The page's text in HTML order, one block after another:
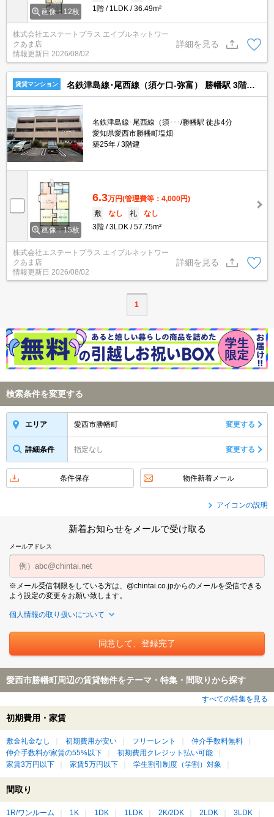
画像：12枚
1階
1LDK 36.49m²
株式会社エステートプラス エイブルネットワー
クあま店
情報更新日 2026/08/02
詳細を見る
賃貸マンション 名鉄津島線･尾西線（須ケ口-弥富） 勝幡駅 3階建 築25年
名鉄津島線･尾西線（須･･･/勝幡駅 徒歩4分
愛知県愛西市勝幡町塩畑
築25年
3階建
画像：15枚
6.3万円(管理費等：4,000円)
敷
なし 礼
なし
3階
3LDK 57.75m²
株式会社エステートプラス エイブルネットワー
クあま店
情報更新日 2026/08/02
詳細を見る
1
検索条件を変更する
エリア 愛西市勝幡町 変更する
詳細条件 指定なし 変更する
条件保存 物件新着メール
アイコンの説明
新着お知らせをメールで受け取る
メールアドレス
※メール受信制限をしている方は、@chintai.co.jpからのメールを受信できる
よう設定の変更をお願い致します。
個人情報の取り扱いについて
愛西市勝幡町周辺の賃貸物件をテーマ・特集・間取りから探す
すべての特集を見る
初期費用・家賃
敷金礼金なし 初期費用が安い フリーレント
仲介手数料無料
仲介手数料が家賃の55%以下
初期費用クレジット払い可能
家賃3万円以下
家賃5万円以下 学生割引制度（学割）対象
間取り
1R/ワンルーム 1K 1DK 1LDK 2K/2DK 2LDK 3LDK